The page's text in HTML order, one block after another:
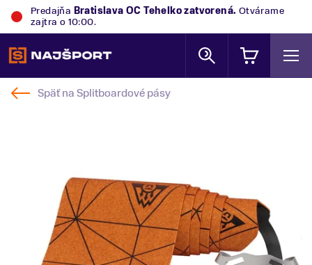
Predajňa Bratislava OC Tehelkozatvorená. Otvárame
zajtra o 10:00.
Späť naSplitboardové pásy